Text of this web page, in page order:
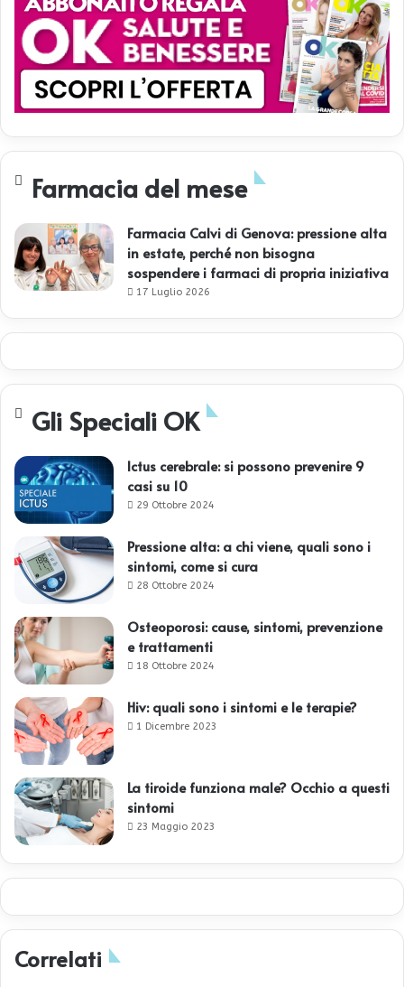
Farmacia del mese
Farmacia Calvi di Genova: pressione alta
in estate, perché non bisogna
sospendere i farmaci di propria iniziativa
17 Luglio 2026
Gli Speciali OK
Ictus cerebrale: si possono prevenire 9
casi su 10
29 Ottobre 2024
Pressione alta: a chi viene, quali sono i
sintomi, come si cura
28 Ottobre 2024
Osteoporosi: cause, sintomi, prevenzione
e trattamenti
18 Ottobre 2024
Hiv: quali sono i sintomi e le terapie?
1 Dicembre 2023
La tiroide funziona male? Occhio a questi
sintomi
23 Maggio 2023
Correlati